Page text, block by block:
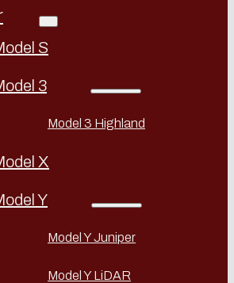
S
3
Model 3 Highland
X
Y
Model Y Juniper
Model Y LiDAR